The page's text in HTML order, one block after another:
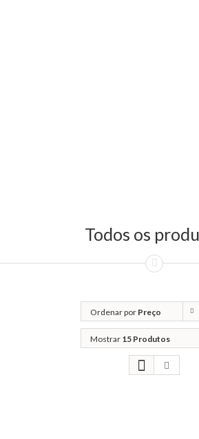
Todos os
Ordenar por Preço
Mostrar 15 Produtos